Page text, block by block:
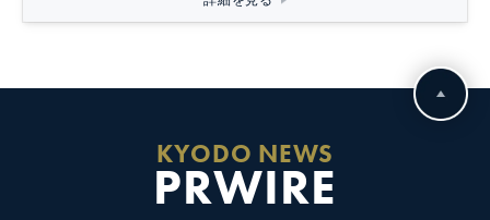
KYODO NEWS
PRWIRE